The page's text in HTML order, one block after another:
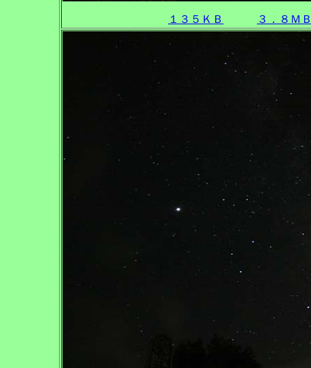
１３５ＫＢ ３．８Ｍ